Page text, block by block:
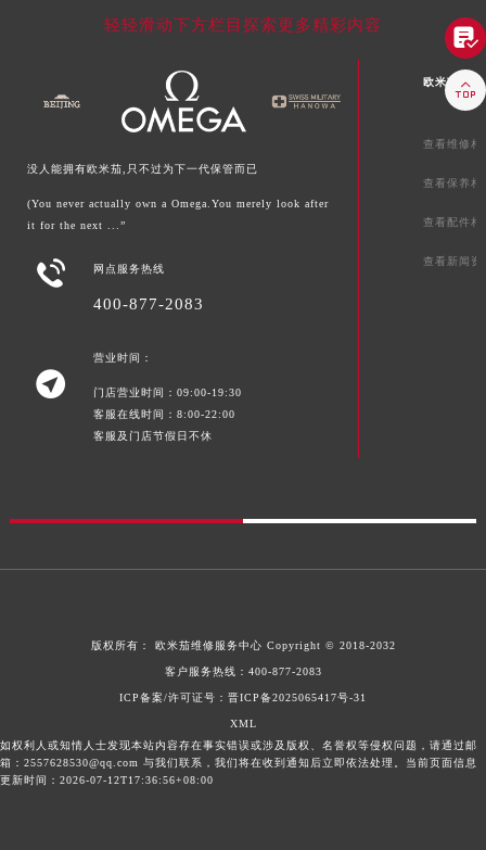
轻轻滑动下方栏目探索更多精彩内容
没人能拥有欧米茄,只不过为下一代保管而已
(You never actually own a Omega.You merely look after
it for the next ...”
 网点服务热线
400-877-2083

营业时间：
门店营业时间：09:00-19:30
客服在线时间：8:00-22:00
客服及门店节假日不休
欧米茄文章
查看维修相
查看保养相
查看配件相
查看新闻资
版权所有： 欧米茄维修服务中心 Copyright © 2018-2032
客户服务热线： 400-877-2083
ICP备案/许可证号：晋ICP备2025065417号-31
XML
如权利人或知情人士发现本站内容存在事实错误或涉及版权、名誉权等侵权问题，请通过邮
箱：2557628530@qq.com 与我们联系，我们将在收到通知后立即依法处理。当前页面信息
更新时间：2026-07-12T17:36:56+08:00

